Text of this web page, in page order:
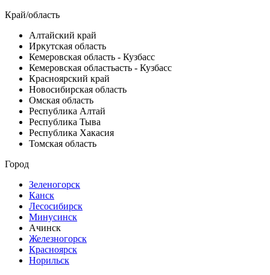
Край/область
Алтайский край
Иркутская область
Кемеровская область - Кузбасс
Кемеровская областьасть - Кузбасс
Красноярский край
Новосибирская область
Омская область
Республика Алтай
Республика Тыва
Республика Хакасия
Томская область
Город
Зеленогорск
Канск
Лесосибирск
Минусинск
Ачинск
Железногорск
Красноярск
Норильск